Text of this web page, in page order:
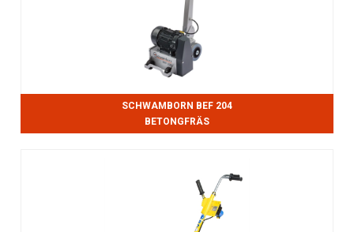
SCHWAMBORN BEF 204
BETONGFRÄS